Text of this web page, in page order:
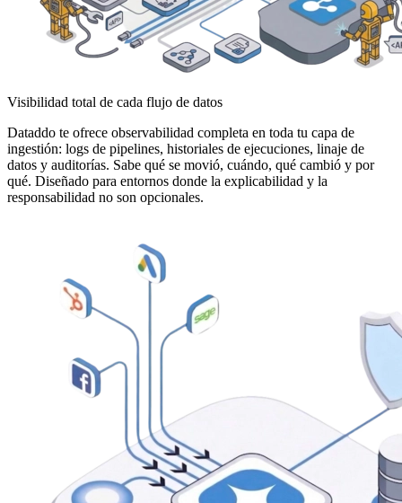
Visibilidad total de cada flujo de datos
Dataddo te ofrece observabilidad completa en toda tu capa de
ingestión: logs de pipelines, historiales de ejecuciones, linaje de
datos y auditorías. Sabe qué se movió, cuándo, qué cambió y por
qué. Diseñado para entornos donde la explicabilidad y la
responsabilidad no son opcionales.